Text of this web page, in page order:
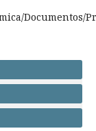
Documentos/